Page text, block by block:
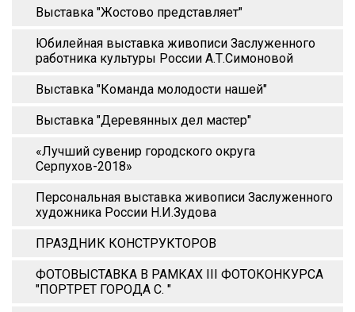
Выставка "Жостово представляет"
Юбилейная выставка живописи Заслуженного
работника культуры России А.Т.Симоновой
Выставка "Команда молодости нашей"
Выставка "Деревянных дел мастер"
«Лучший сувенир городского округа
Серпухов-2018»
Персональная выставка живописи Заслуженного
художника России Н.И.Зудова
ПРАЗДНИК КОНСТРУКТОРОВ
ФОТОВЫСТАВКА В РАМКАХ III ФОТОКОНКУРСА
"ПОРТРЕТ ГОРОДА С. "